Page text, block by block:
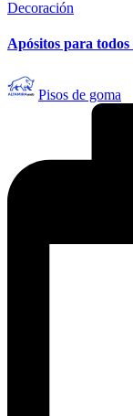
Publicado
Decoración
Apósitos para todos
Publicado
por
Pisos de goma